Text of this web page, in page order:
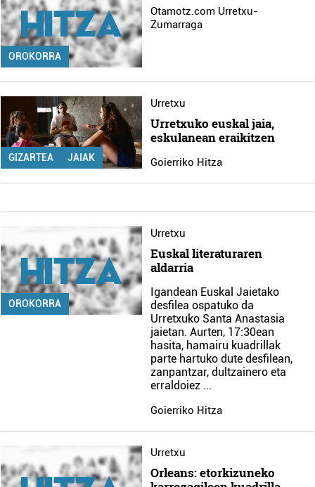
OROKORRA
Otamotz.com Urretxu-
Zumarraga
GIZARTEA JAIAK
Urretxu
Urretxuko euskal jaia,
eskulanean eraikitzen
Goierriko Hitza
OROKORRA
Urretxu
Euskal literaturaren
aldarria
Igandean Euskal Jaietako
desfilea ospatuko da
Urretxuko Santa Anastasia
jaietan. Aurten, 17:30ean
hasita, hamairu kuadrillak
parte hartuko dute desfilean,
zanpantzar, dultzainero eta
erraldoiez ...
Goierriko Hitza
Urretxu
Orleans: etorkizuneko